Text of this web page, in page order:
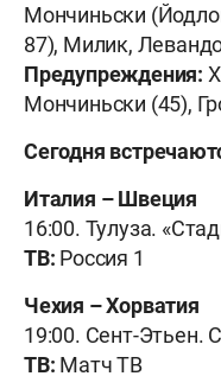
Мончиньски
87), Милик,
Предупреждения:
Мончиньски (45),
Сегодня
Италия – Швеция
16:00. Тулуза.
ТВ: Россия 1
Чехия – Хорватия
19:00. Сент-Этьен.
ТВ: Матч ТВ